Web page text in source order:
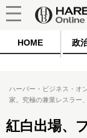
HOME 政
ハーバー・ビジネス・オ
家。究極の兼業レスラー
紅白出場、